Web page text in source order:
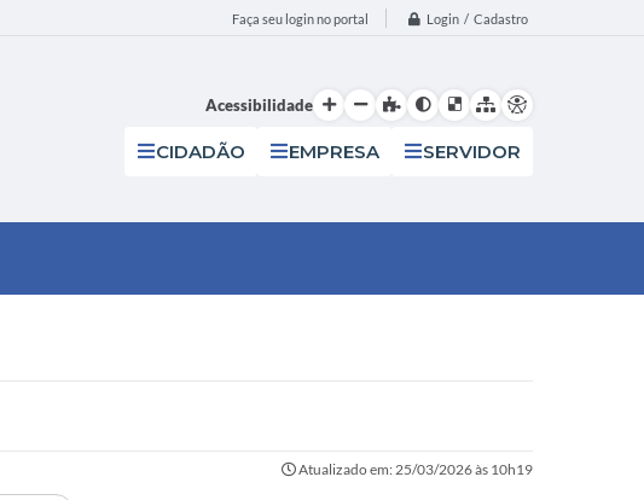
Faça seu login no portal Login / Cadastro
Acessibilidade
CIDADÃO EMPRESA SERVIDOR
Atualizado em: 25/03/2026 às 10h19